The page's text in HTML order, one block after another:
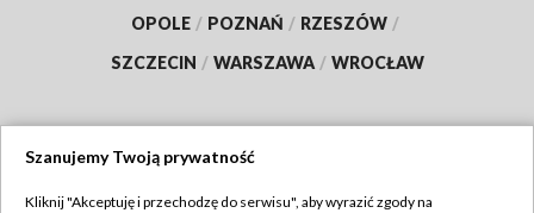
OPOLE / POZNAŃ / RZESZÓW /
SZCZECIN / WARSZAWA / WROCŁAW
Szanujemy Twoją prywatność
Kliknij "Akceptuję i przechodzę do serwisu", aby wyrazić zgody na